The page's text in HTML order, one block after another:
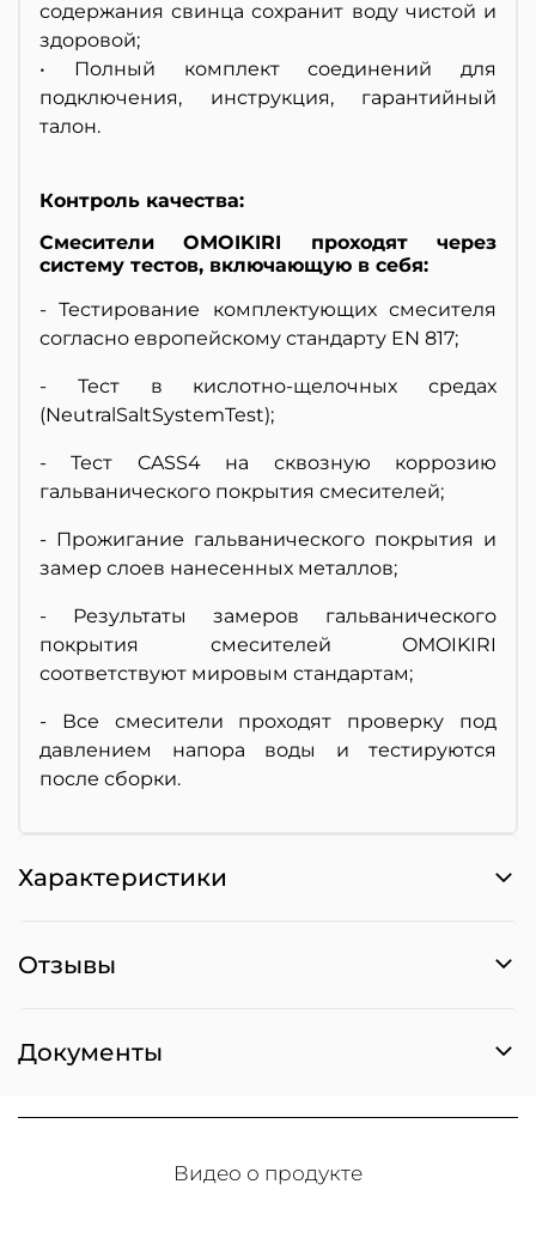
содержания свинца сохранит воду чистой и
здоровой;
• Полный комплект соединений для
подключения, инструкция, гарантийный
талон.
Контроль качества:
Смесители OMOIKIRI проходят через
систему тестов, включающую в себя:
- Тестирование комплектующих смесителя
согласно европейскому стандарту EN 817;
- Тест в кислотно-щелочных средах
(NeutralSaltSystemTest);
- Тест CASS4 на сквозную коррозию
гальванического покрытия смесителей;
- Прожигание гальванического покрытия и
замер слоев нанесенных металлов;
- Результаты замеров гальванического
покрытия смесителей OMOIKIRI
соответствуют мировым стандартам;
- Все смесители проходят проверку под
давлением напора воды и тестируются
после сборки.
Характеристики
Отзывы
Документы
Видео о продукте